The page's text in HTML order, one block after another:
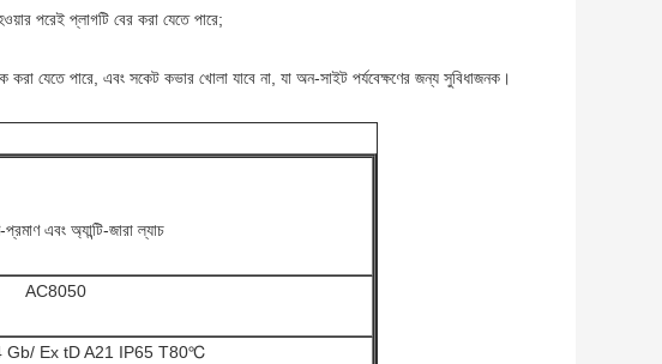
পরেই প্লাগটি বের করা যেতে পারে;
যেতে পারে, এবং সকেট কভার খোলা যাবে না, যা অন-সাইট পর্যবেক্ষণের জন্য সুবিধাজনক।
এবং অ্যান্টি-জারা ল্যাচ
AC8050
Gb/ Ex tD A21 IP65 T80℃